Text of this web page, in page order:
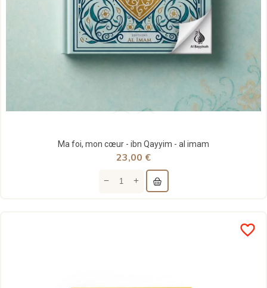
Ma foi, mon cœur - ibn Qayyim - al imam
23,00 €
favorite_border